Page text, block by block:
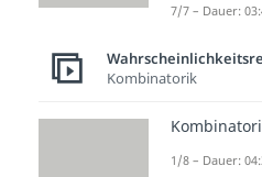
einer
dieSigma-
dir dazu
Bei einem
7/7 – Dauer:
Kombinatorik
1/8 – Dauer: